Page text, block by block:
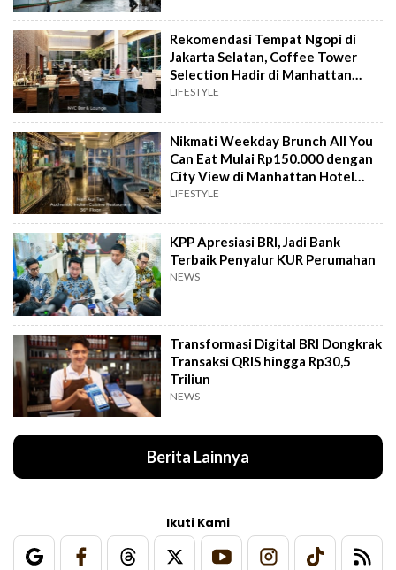
Rekomendasi Tempat Ngopi di
Jakarta Selatan, Coffee Tower
Selection Hadir di Manhattan
Hotel Jakarta
LIFESTYLE
Nikmati Weekday Brunch All You
Can Eat Mulai Rp150.000 dengan
City View di Manhattan Hotel
Jakarta
LIFESTYLE
KPP Apresiasi BRI, Jadi Bank
Terbaik Penyalur KUR Perumahan
NEWS
Transformasi Digital BRI Dongkrak
Transaksi QRIS hingga Rp30,5
Triliun
NEWS
Berita Lainnya
Ikuti Kami